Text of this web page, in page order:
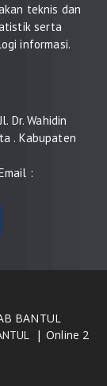
teknis dan
serta
informasi.
Dr. Wahidin
. Kabupaten
:
BANTUL
|Online 2